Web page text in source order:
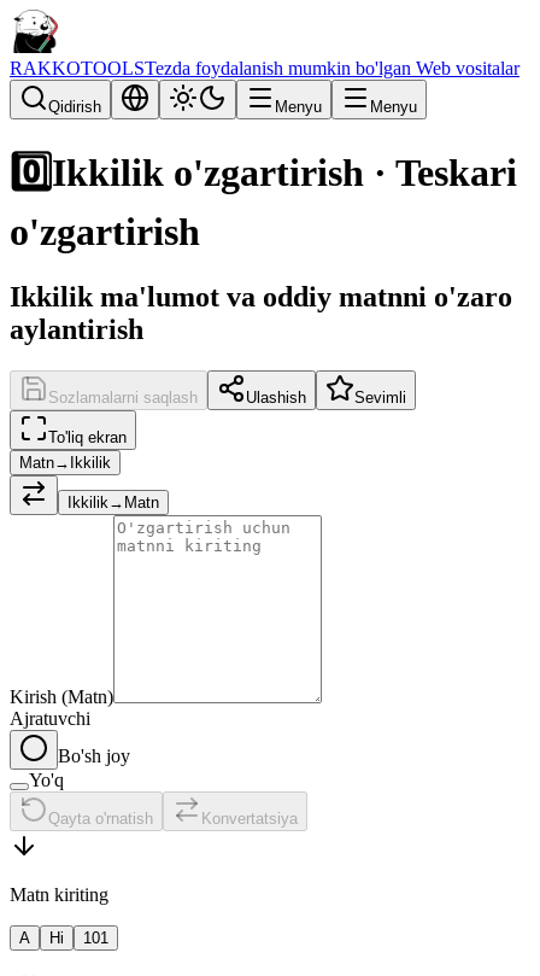
RAKKOTOOLSTezda foydalanish mumkin bo'lgan Web vositalar
Qidirish Menyu Menyu
0️⃣Ikkilik o'zgartirish · Teskari
o'zgartirish
Ikkilik ma'lumot va oddiy matnni o'zaro
aylantirish
Sozlamalarni saqlash Ulashish Sevimli
To'liq ekran
Matn→Ikkilik
Ikkilik→Matn
Kirish (Matn)
Ajratuvchi
Bo'sh joy
Yo'q
Qayta o'rnatish Konvertatsiya
Matn kiriting
A Hi 101